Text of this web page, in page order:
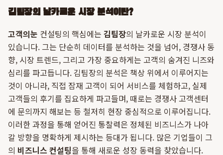
김팀장의 날카로운 시장 분석이란?
고객의눈 컨설팅의 핵심에는 김팀장의 날카로운 시장 분석이
있습니다. 그는 단순히 데이터를 분석하는 것을 넘어, 경쟁사 동
향, 시장 트렌드, 그리고 가장 중요하게는 고객의 숨겨진 니즈와
심리를 파고듭니다. 김팀장의 분석은 책상 위에서 이루어지는
것이 아니라, 직접 잠재 고객이 되어 서비스를 체험하고, 실제
고객들의 후기를 집요하게 파고들며, 때로는 경쟁사 고객센터
에 문의까지 해보는 등 철저히 현장 중심적으로 이루어집니다.
이러한 과정을 통해 얻어진 통찰력은 정체된 비즈니스가 나아
갈 방향을 명확하게 제시하는 등대가 됩니다. 많은 기업들이 그
의 비즈니스 컨설팅을 통해 새로운 성장 동력을 찾았습니다.